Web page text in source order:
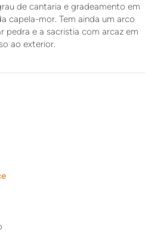
de cantaria e gradeamento em
capela-mor. Tem ainda um arco
pedra e a sacristia com arcaz em
ao exterior.